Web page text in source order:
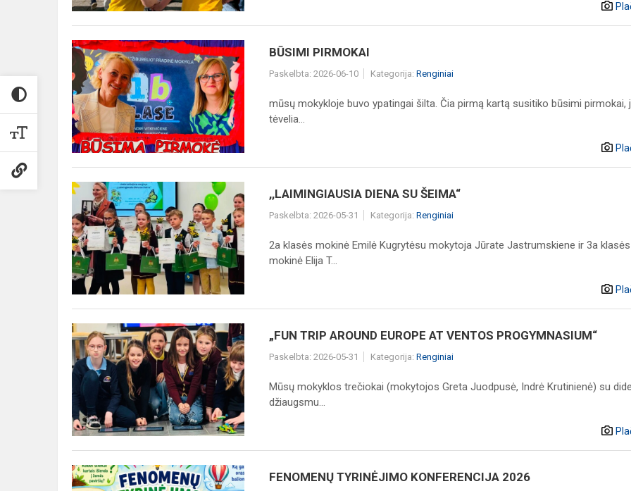
BŪSIMI
PIRMOKAI
BŪSIMI PIRMOKAI
Paskelbta: 2026-06-10 Kategorija: Renginiai
mūsų mokykloje buvo ypatingai šilta. Čia pirmą kartą susitiko būsimi pirmokai,
tėvelia...
,,LAIMINGIAUSIA
DIENA
SU
ŠEIMA“
,,LAIMINGIAUSIA DIENA SU ŠEIMA“
Paskelbta: 2026-05-31 Kategorija: Renginiai
2a klasės mokinė Emilė Kugrytėsu mokytoja Jūrate Jastrumskiene ir 3a klasės
mokinė Elija T...
„FUN
TRIP
AROUND
EUROPE
AT
VENTOS
PROGYMNASIUM“
„FUN TRIP AROUND EUROPE AT VENTOS PROGYMNASIUM“
Paskelbta: 2026-05-31 Kategorija: Renginiai
Mūsų mokyklos trečiokai (mokytojos Greta Juodpusė, Indrė Krutinienė) su
džiaugsmu...
FENOMENŲ
FENOMENŲ TYRINĖJIMO KONFERENCIJA 2026